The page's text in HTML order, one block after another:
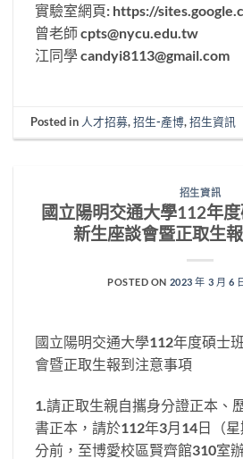
實驗室網頁: https://
曾老師cpts@nycu.edu.tw
江同學candyi8113@gmail.com
Posted in 人才招募,招生-產博,招生資訊
招生資訊
國立陽明交通大學112年
新生座談會暨正取生
POSTED ON 2023 年 3 月 6
國立陽明交通大學112年度碩士
會暨正取生報到注意事項
1.請正取生親自攜身分證正本、
書正本，請於112年3月14日（
分前，至博愛校區賢齊館310室